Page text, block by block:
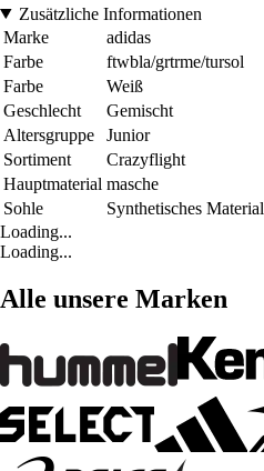
Zusätzliche Informationen
Marke
adidas
Farbe
ftwbla/grtrme/tursol
Farbe
Weiß
Geschlecht
Gemischt
Altersgruppe
Junior
Sortiment
Crazyflight
Hauptmaterial masche
Sohle
Synthetisches Material
Loading...
Loading...
Alle unsere Marken